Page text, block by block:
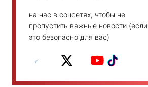
на нас в соцсетях, чтобы не
пропустить важные новости (если
это безопасно для вас)